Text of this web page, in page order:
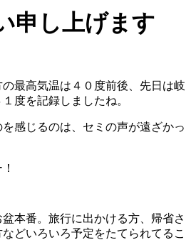
申し上げます
最高気温は４０度前後、先日は岐
度を記録しましたね。
感じるのは、セミの声が遠ざかっ
本番。旅行に出かける方、帰省さ
どいろいろ予定をたてられてるこ